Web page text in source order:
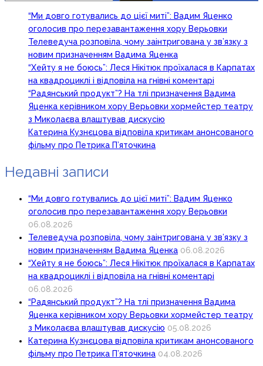
“Ми довго готувались до цієї миті”: Вадим Яценко
оголосив про перезавантаження хору Верьовки
Телеведуча розповіла, чому заінтригована у зв’язку з
новим призначенням Вадима Яценка
“Хейту я не боюсь”: Леся Нікітюк проїхалася в Карпатах
на квадроциклі і відповіла на гнівні коментарі
“Радянський продукт”? На тлі призначення Вадима
Яценка керівником хору Верьовки хормейстер театру
з Миколаєва влаштував дискусію
Катерина Кузнєцова відповіла критикам анонсованого
фільму про Петрика П’яточкина
Недавні записи
“Ми довго готувались до цієї миті”: Вадим Яценко
оголосив про перезавантаження хору Верьовки
06.08.2026
Телеведуча розповіла, чому заінтригована у зв’язку з
новим призначенням Вадима Яценка 06.08.2026
“Хейту я не боюсь”: Леся Нікітюк проїхалася в Карпатах
на квадроциклі і відповіла на гнівні коментарі
06.08.2026
“Радянський продукт”? На тлі призначення Вадима
Яценка керівником хору Верьовки хормейстер театру
з Миколаєва влаштував дискусію 05.08.2026
Катерина Кузнєцова відповіла критикам анонсованого
фільму про Петрика П’яточкина 04.08.2026